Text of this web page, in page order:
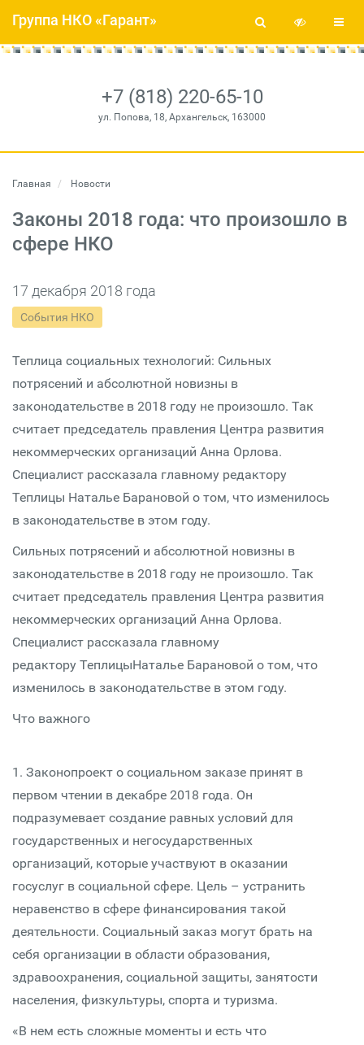
+7 (818) 220-65-10
ул. Попова, 18, Архангельск, 163000
Группа НКО «Гарант»
Главная Новости
Законы 2018 года: что произошло в
сфере НКО
17 декабря 2018 года
События НКО
Теплица социальных технологий: Cильных
потрясений и абсолютной новизны в
законодательстве в 2018 году не произошло. Так
считает председатель правления Центра развития
некоммерческих организаций Анна Орлова.
Специалист рассказала главному редактору
Теплицы Наталье Барановой о том, что изменилось
в законодательстве в этом году.
Cильных потрясений и абсолютной новизны в
законодательстве в 2018 году не произошло. Так
считает председатель правления Центра развития
некоммерческих организаций Анна Орлова.
Специалист рассказала главному
редактору ТеплицыНаталье Барановой о том, что
изменилось в законодательстве в этом году.
Что важного
1. Законопроект о социальном заказе принят в
первом чтении в декабре 2018 года. Он
подразумевает создание равных условий для
государственных и негосударственных
организаций, которые участвуют в оказании
госуслуг в социальной сфере. Цель – устранить
неравенство в сфере финансирования такой
деятельности. Социальный заказ могут брать на
себя организации в области образования,
здравоохранения, социальной защиты, занятости
населения, физкультуры, спорта и туризма.
«В нем есть сложные моменты и есть что